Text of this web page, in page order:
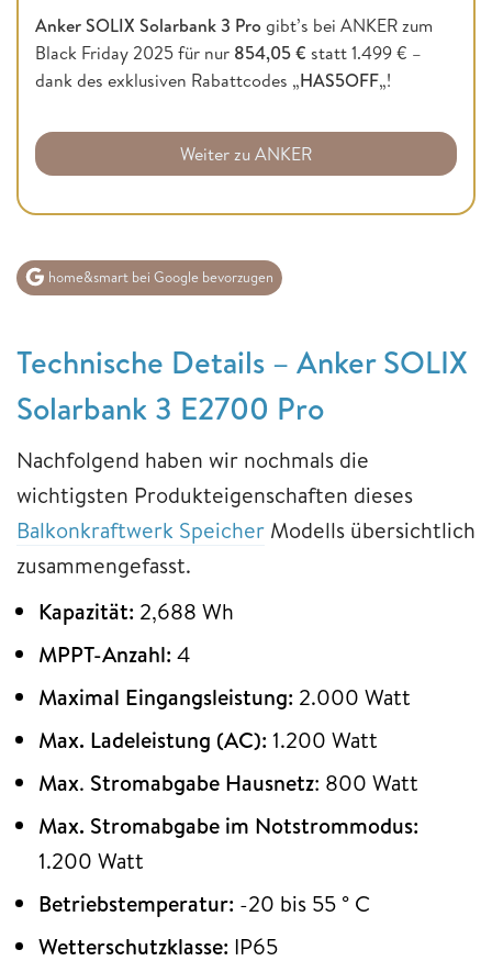
Anker SOLIX Solarbank 3 Progibt’s bei ANKER zum
Black Friday 2025 für nur 854,05 € statt 1.499 € –
dank des exklusiven Rabattcodes „HAS5OFF„!
Weiter zu ANKER
home&smart bei Google bevorzugen
Technische Details – Anker SOLIX
Solarbank 3 E2700 Pro
Nachfolgend haben wir nochmals die
wichtigsten Produkteigenschaften dieses
Balkonkraftwerk Speicher Modells übersichtlich
zusammengefasst.
Kapazität: 2,688 Wh
MPPT-Anzahl: 4
Maximal Eingangsleistung: 2.000 Watt
Max. Ladeleistung (AC): 1.200 Watt
Max. Stromabgabe Hausnetz: 800 Watt
Max. Stromabgabe im Notstrommodus:
1.200 Watt
Betriebstemperatur: -20 bis 55 ° C
Wetterschutzklasse: IP65